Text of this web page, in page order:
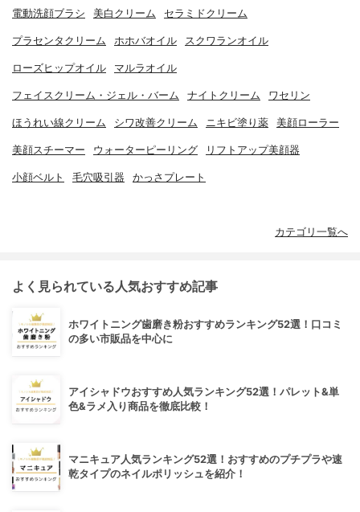
電動洗顔ブラシ 美白クリーム セラミドクリーム
プラセンタクリーム ホホバオイル スクワランオイル
ローズヒップオイル マルラオイル
フェイスクリーム・ジェル・バーム ナイトクリーム ワセリン
ほうれい線クリーム シワ改善クリーム ニキビ塗り薬 美顔ローラー
美顔スチーマー ウォーターピーリング リフトアップ美顔器
小顔ベルト 毛穴吸引器 かっさプレート
カテゴリ一覧へ
よく見られている人気おすすめ記事
ホワイトニング歯磨き粉おすすめランキング52選！口コミ
の多い市販品を中心に
アイシャドウおすすめ人気ランキング52選！パレット&単
色&ラメ入り商品を徹底比較！
マニキュア人気ランキング52選！おすすめのプチプラや速
乾タイプのネイルポリッシュを紹介！